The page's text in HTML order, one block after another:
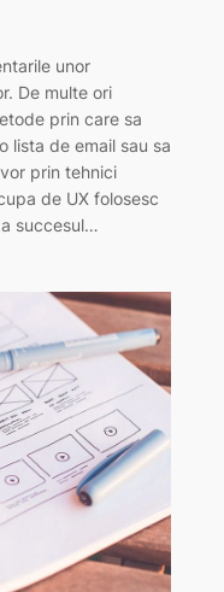
unor
De multe ori
prin care sa
lista de email sau sa
prin tehnici
de UX folosesc
succesul…